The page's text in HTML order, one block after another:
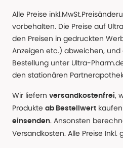
Alle Preise
vorbehalten. Die Preise auf
den Preisen in gedruckten
Anzeigen etc.) abweichen,
Bestellung unter Ultra-
den stationären
Wir liefern versandkostenfrei,
Produkte ab Bestellwert
einsenden. Ansonsten
Versandkosten. Alle Preise Inkl.